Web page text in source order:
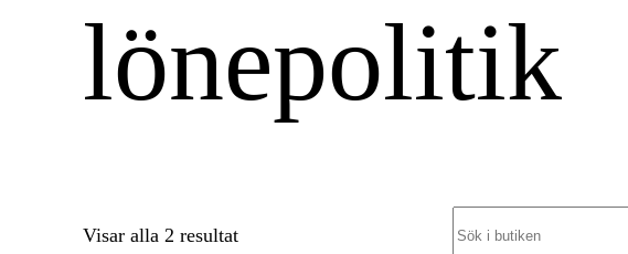
lönepolitik
Visar alla 2 resultatSortera